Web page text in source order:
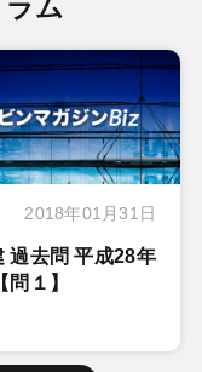
ム
2018年01月31日
過去問 平成28年
問１】